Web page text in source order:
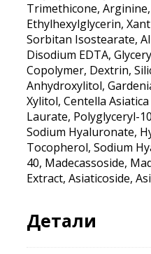
Trimethicone,
Ethylhexylglycerin,
Sorbitan Isostearate,
Disodium EDTA,
Copolymer, Dextrin,
Anhydroxylitol,
Xylitol, Centella
Laurate, Polyglyceryl-
Sodium Hyaluronate,
Tocopherol, Sodium
40, Madecassoside,
Extract, Asiaticoside,
Детали